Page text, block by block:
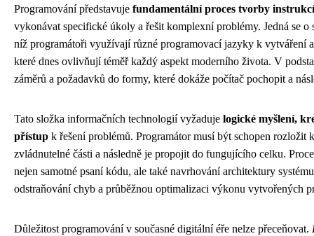
Programování představuje fundamentální proces tvorby instrukcí
vykonávat specifické úkoly a řešit komplexní problémy. Jedná se
níž programátoři využívají různé programovací jazyky k vytváření
které dnes ovlivňují téměř každý aspekt moderního života. V
záměrů a požadavků do formy, které dokáže počítač pochopit a
Tato složka informačních technologií vyžaduje logické myšlení,
přístup k řešení problémů. Programátor musí být schopen rozložit
zvládnutelné části a následně je propojit do fungujícího celku.
nejen samotné psaní kódu, ale také navrhování architektury
odstraňování chyb a průběžnou optimalizaci výkonu vytvořených
Důležitost programování v současné digitální éře nelze přeceňovat.